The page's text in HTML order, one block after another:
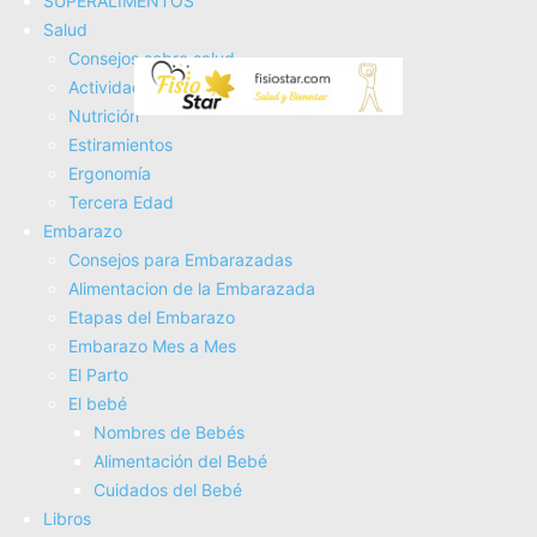
Salud
Consejos sobre salud
Actividad Fí­sica
Nutrición
Estiramientos
Ergonomí­a
Tercera Edad
Embarazo
Consejos para Embarazadas
Alimentacion de la Embarazada
Etapas del Embarazo
Embarazo Mes a Mes
El Parto
El bebé
Nombres de Bebés
Alimentación del Bebé
Cuidados del Bebé
Libros
Tienda Bebes
Fisioterapia
Electroterapia
Tratamientos
Masajes
SUPERALIMENTOS
Salud
Consejos sobre salud
Actividad Fí­sica
Nutrición
Estiramientos
Ergonomí­a
Tercera Edad
Embarazo
Consejos para Embarazadas
Alimentacion de la Embarazada
Etapas del Embarazo
Embarazo Mes a Mes